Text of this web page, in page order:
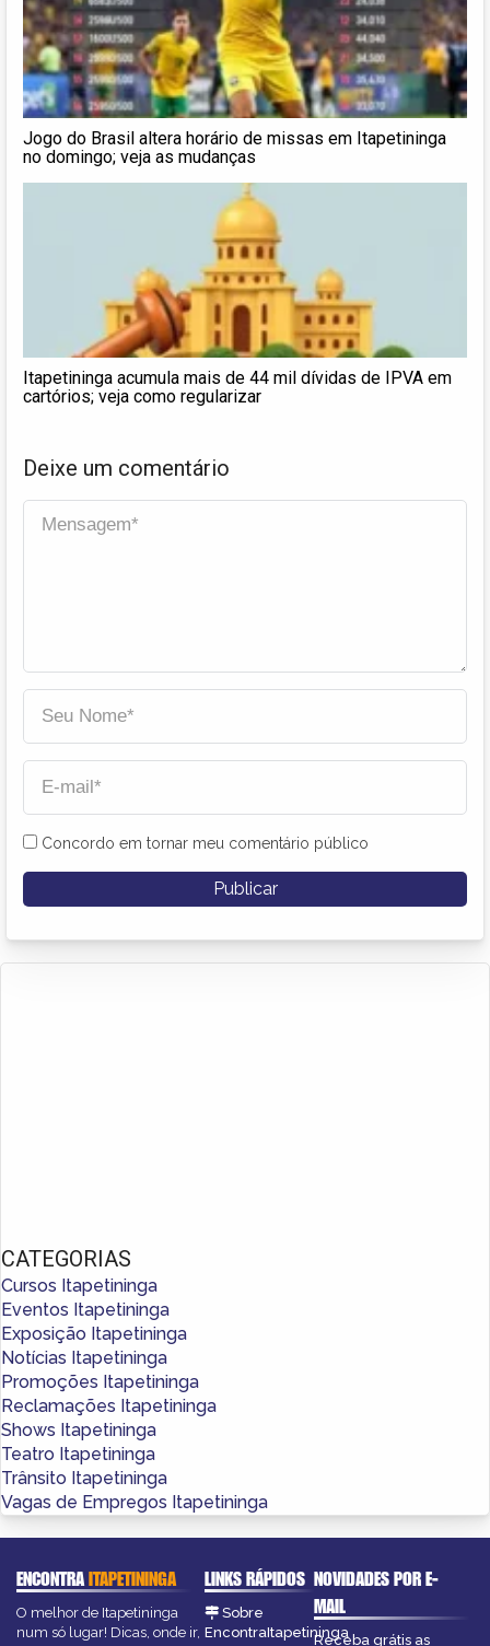
Jogo do Brasil altera horário de missas em Itapetininga
no domingo; veja as mudanças
Itapetininga acumula mais de 44 mil dívidas de IPVA em
cartórios; veja como regularizar
Deixe um comentário
Concordo em tornar meu comentário público
CATEGORIAS
Cursos Itapetininga
Eventos Itapetininga
Exposição Itapetininga
Notícias Itapetininga
Promoções Itapetininga
Reclamações Itapetininga
Shows Itapetininga
Teatro Itapetininga
Trânsito Itapetininga
Vagas de Empregos Itapetininga
ENCONTRAITAPETININGA
O melhor de Itapetininga
num só lugar! Dicas, onde ir,
LINKS RÁPIDOS
Sobre
EncontraItapetininga
NOVIDADES POR E-
MAIL
Receba grátis as